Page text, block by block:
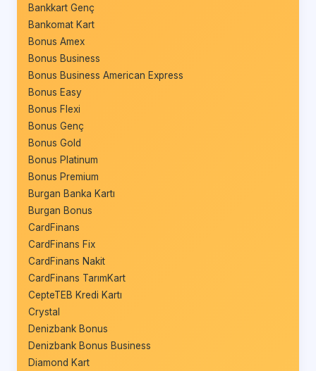
Bankkart Genç
Bankomat Kart
Bonus Amex
Bonus Business
Bonus Business American Express
Bonus Easy
Bonus Flexi
Bonus Genç
Bonus Gold
Bonus Platinum
Bonus Premium
Burgan Banka Kartı
Burgan Bonus
CardFinans
CardFinans Fix
CardFinans Nakit
CardFinans TarımKart
CepteTEB Kredi Kartı
Crystal
Denizbank Bonus
Denizbank Bonus Business
Diamond Kart